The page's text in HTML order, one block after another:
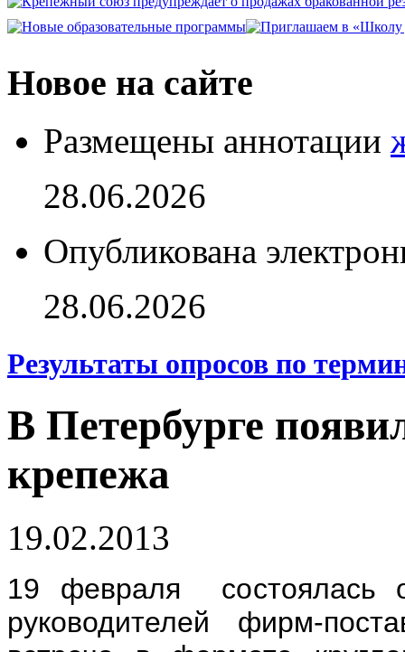
Новое на сайте
Размещены аннотации
28.06.2026
Опубликована
28.06.2026
Результаты опросов по
В Петербурге
крепежа
19.02.2013
19 февраля состоялась
руководителей фирм-